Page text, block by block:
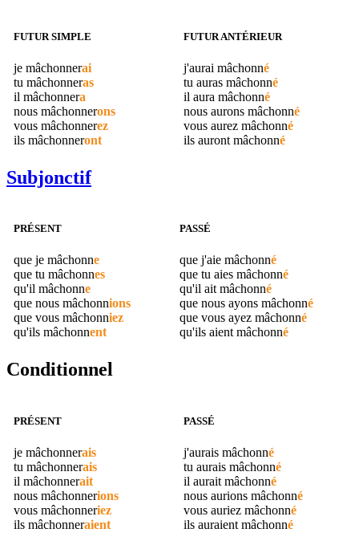
FUTUR SIMPLE
je mâchonnerai
tu mâchonneras
il mâchonnera
nous mâchonnerons
vous mâchonnerez
ils mâchonneront
FUTUR ANTÉRIEUR
j'aurai mâchonné
tu auras mâchonné
il aura mâchonné
nous aurons mâchonné
vous aurez mâchonné
ils auront mâchonné
Subjonctif
PRÉSENT
que je mâchonne
que tu mâchonnes
qu'il mâchonne
que nous mâchonnions
que vous mâchonniez
qu'ils mâchonnent
PASSÉ
que j'aie mâchonné
que tu aies mâchonné
qu'il aitmâchonné
que nous ayons mâchonné
que vous ayez mâchonné
qu'ils aientmâchonné
Conditionnel
PRÉSENT
je mâchonnerais
tu mâchonnerais
il mâchonnerait
nous mâchonnerions
vous mâchonneriez
ils mâchonneraient
PASSÉ
j'aurais mâchonné
tu aurais mâchonné
il aurait mâchonné
nous aurions mâchonné
vous auriez mâchonné
ils auraient mâchonné